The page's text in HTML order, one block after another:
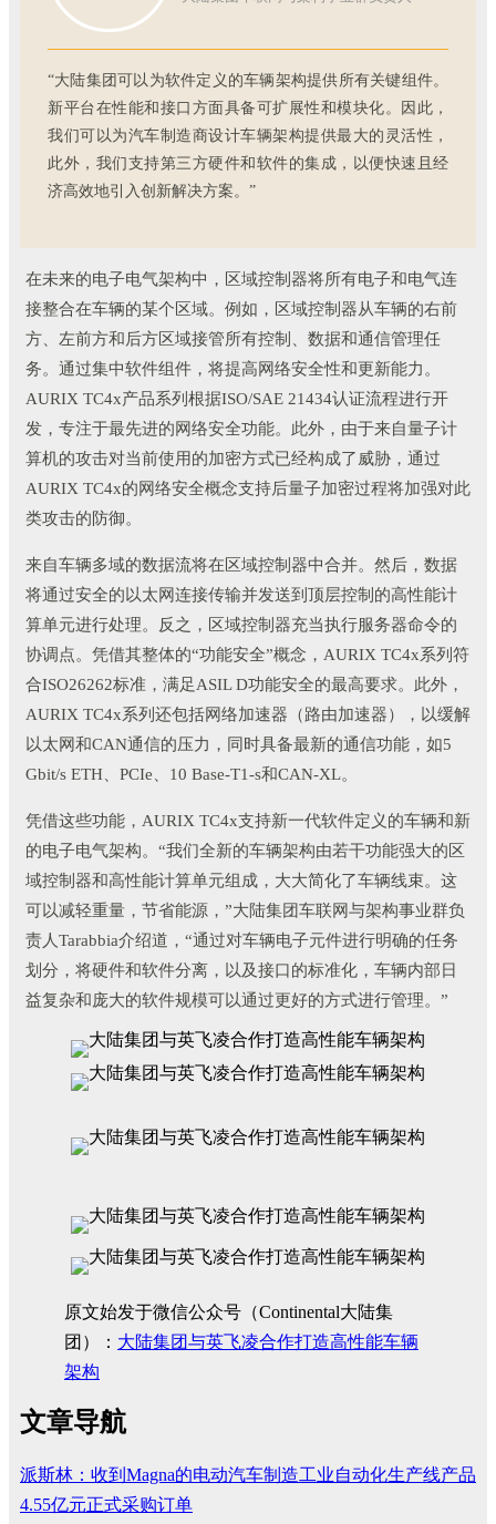
“大陆集团可以为软件定义的车辆架构提供所有关键组件。
新平台在性能和接口方面具备可扩展性和模块化。因此，
我们可以为汽车制造商设计车辆架构提供最大的灵活性，
此外，我们支持第三方硬件和软件的集成，以便快速且经
济高效地引入创新解决方案。”
在未来的电子电气架构中，区域控制器将所有电子和电气连
接整合在车辆的某个区域。例如，区域控制器从车辆的右前
方、左前方和后方区域接管所有控制、数据和通信管理任
务。通过集中软件组件，将提高网络安全性和更新能力。
AURIX TC4x产品系列根据ISO/SAE 21434认证流程进行开
发，专注于最先进的网络安全功能。此外，由于来自量子计
算机的攻击对当前使用的加密方式已经构成了威胁，通过
AURIX TC4x的网络安全概念支持后量子加密过程将加强对此
类攻击的防御。
来自车辆多域的数据流将在区域控制器中合并。然后，数据
将通过安全的以太网连接传输并发送到顶层控制的高性能计
算单元进行处理。反之，区域控制器充当执行服务器命令的
协调点。凭借其整体的“功能安全”概念，AURIX TC4x系列符
合ISO26262标准，满足ASIL D功能安全的最高要求。此外，
AURIX TC4x系列还包括网络加速器（路由加速器），以缓解
以太网和CAN通信的压力，同时具备最新的通信功能，如5
Gbit/s ETH、PCIe、10 Base-T1-s和CAN-XL。
凭借这些功能，AURIX TC4x支持新一代软件定义的车辆和新
的电子电气架构。“我们全新的车辆架构由若干功能强大的区
域控制器和高性能计算单元组成，大大简化了车辆线束。这
可以减轻重量，节省能源，”大陆集团车联网与架构事业群负
责人Tarabbia介绍道，“通过对车辆电子元件进行明确的任务
划分，将硬件和软件分离，以及接口的标准化，车辆内部日
益复杂和庞大的软件规模可以通过更好的方式进行管理。”
原文始发于微信公众号（Continental大陆集
团）： 大陆集团与英飞凌合作打造高性能车辆
架构
文章导航
派斯林：收到Magna的电动汽车制造工业自动化生产线产品
4.55亿元正式采购订单